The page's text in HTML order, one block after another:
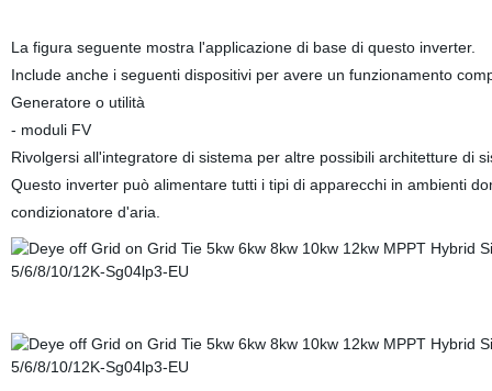
La figura seguente mostra l'applicazione di base di questo inverter.
Include anche i seguenti dispositivi per avere un funzionamento
Generatore o utilità
- moduli FV
Rivolgersi all'integratore di sistema per altre possibili architetture di
Questo inverter può alimentare tutti i tipi di apparecchi in ambienti
condizionatore d'aria.